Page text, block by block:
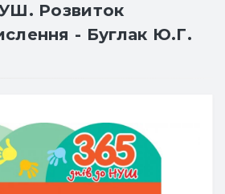
Розвиток
- Буглак Ю.Г.